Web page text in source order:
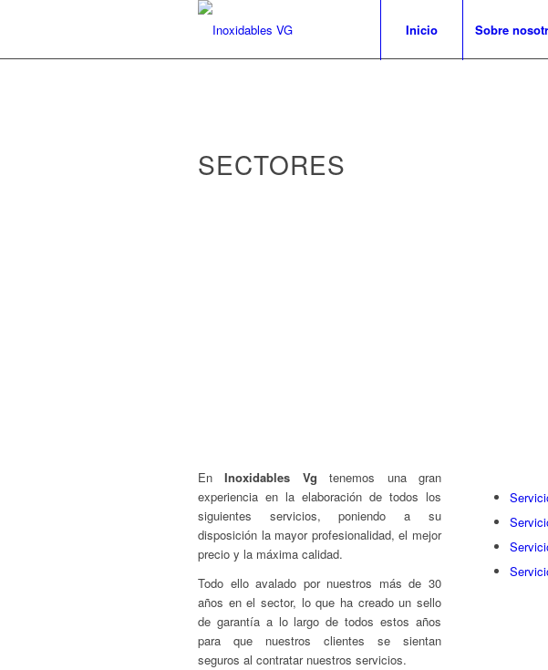
Inicio Sobre
SECTORES
EnInoxidables Vgtenemos una gran
experiencia en la elaboración de todos los
siguientes servicios, poniendo a su
disposición la mayor profesionalidad, el mejor
precio y la máxima calidad.
Todo ello avalado por nuestros más de 30
años en el sector, lo que ha creado un sello
de garantía a lo largo de todos estos años
para que nuestros clientes se sientan
seguros al contratar nuestros servicios.